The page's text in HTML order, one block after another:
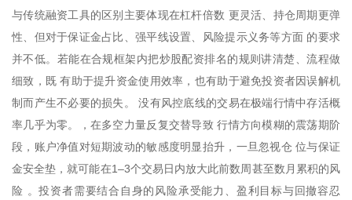
与传统融资工具的区别主要体现在杠杆倍数 更灵活、持仓周期更弹
性、但对于保证金占比、强平线设置、风险提示义务等方面 的要求
并不低。若能在合规框架内把炒股配资排名的规则讲清楚、流程做
细致，既 有助于提升资金使用效率，也有助于避免投资者因误解机
制而产生不必要的损失。 没有风控底线的交易在极端行情中存活概
率几乎为零。，在多空力量反复交替导致 行情方向模糊的震荡期阶
段，账户净值对短期波动的敏感度明显抬升，一旦忽视仓 位与保证
金安全垫，就可能在1–3个交易日内放大此前数周甚至数月累积的风
险 。投资者需要结合自身的风险承受能力、盈利目标与回撤容忍